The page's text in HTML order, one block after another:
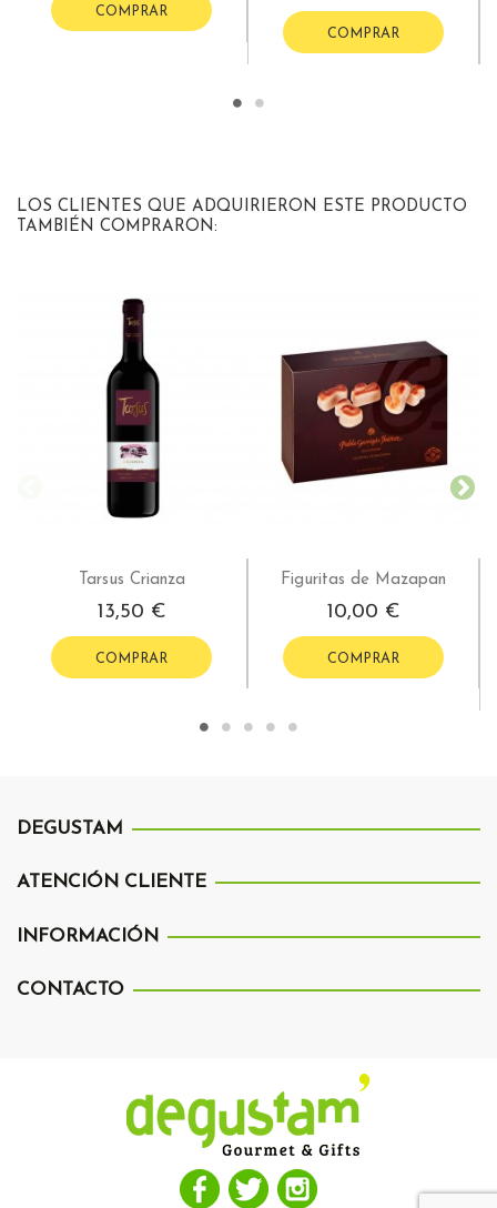
COMPRAR
COMPRAR
LOS CLIENTES QUE ADQUIRIERON ESTE PRODUCTO
TAMBIÉN COMPRARON:
Tarsus Crianza
13,50 €
COMPRAR
Figuritas de Mazapan
10,00 €
COMPRAR
DEGUSTAM
ATENCIÓN CLIENTE
INFORMACIÓN
CONTACTO